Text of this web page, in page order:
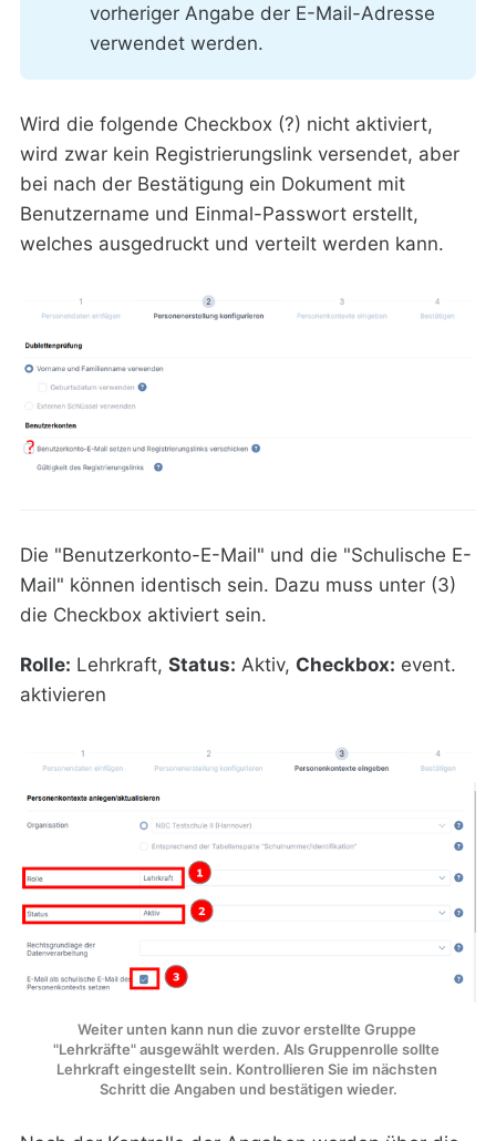
vorheriger Angabe der E-Mail-Adresse
verwendet werden.
Wird die folgende Checkbox (?) nicht aktiviert,
wird zwar kein Registrierungslink versendet, aber
bei nach der Bestätigung ein Dokument mit
Benutzername und Einmal-Passwort erstellt,
welches ausgedruckt und verteilt werden kann.
Die "Benutzerkonto-E-Mail" und die "Schulische E-
Mail" können identisch sein. Dazu muss unter (3)
die Checkbox aktiviert sein.
Rolle: Lehrkraft, Status: Aktiv, Checkbox: event.
aktivieren
Weiter unten kann nun die zuvor erstellte Gruppe
"Lehrkräfte" ausgewählt werden. Als Gruppenrolle sollte
Lehrkraft eingestellt sein. Kontrollieren Sie im nächsten
Schritt die Angaben und bestätigen wieder.